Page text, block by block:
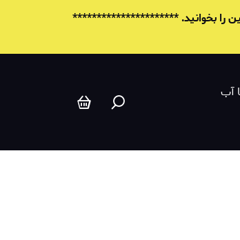
را بخوانید. **********************
آب